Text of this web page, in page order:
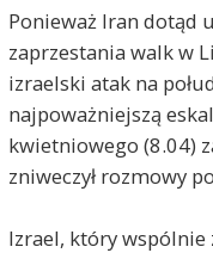
Ponieważ Iran dotąd
zaprzestania walk w
izraelski atak na
najpoważniejszą
kwietniowego (8.04)
zniweczył rozmowy
Izrael, który wspólnie